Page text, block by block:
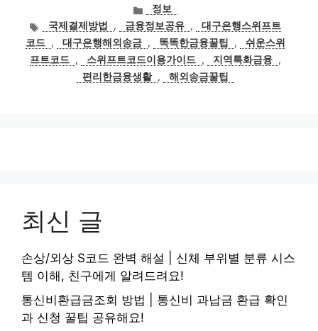
카
테
고
리
정보
태
그
국제결제방법 , 금융정보공유 ,
대구은행스위프트
코드 , 대구은행해외송금 , 똑똑한금융꿀팁 ,
쉬운스위
프트코드 , 스위프트코드이용가이드 , 지역특화금융 ,
편리한금융생활 , 해외송금꿀팁
최신 글
손상/외상 S코드 완벽 해설 | 신체 부위별 분류 시스
템 이해, 친구에게 알려드려요!
통신비환급금조회 방법 | 통신비 과납금 환급 확인
과 신청 꿀팁 공유해요!